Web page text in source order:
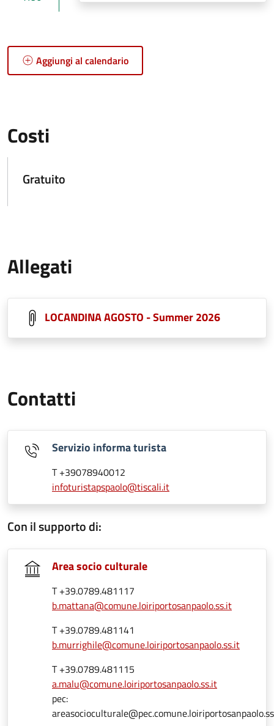
Aggiungi al calendario
Costi
Gratuito
Allegati
LOCANDINA AGOSTO - Summer 2026
Contatti
Servizio informa turista
T +39078940012
infoturistapspaolo@tiscali.it
Con il supporto di:
Area socio culturale
T +39.0789.481117
b.mattana@comune.loiriportosanpaolo.ss.it
T +39.0789.481141
b.murrighile@comune.loiriportosanpaolo.ss.it
T +39.0789.481115
a.malu@comune.loiriportosanpaolo.ss.it
pec: